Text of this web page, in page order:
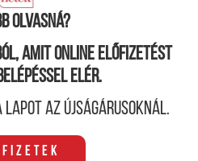
olvasná?
amit online előfizetést
elér.
lapot az újságárusoknál.